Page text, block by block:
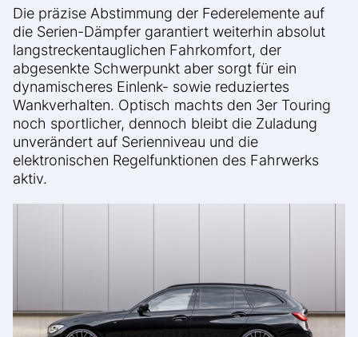
Die präzise Abstimmung der Federelemente auf
die Serien-Dämpfer garantiert weiterhin absolut
langstreckentauglichen Fahrkomfort, der
abgesenkte Schwerpunkt aber sorgt für ein
dynamischeres Einlenk- sowie reduziertes
Wankverhalten. Optisch machts den 3er Touring
noch sportlicher, dennoch bleibt die Zuladung
unverändert auf Serienniveau und die
elektronischen Regelfunktionen des Fahrwerks
aktiv.